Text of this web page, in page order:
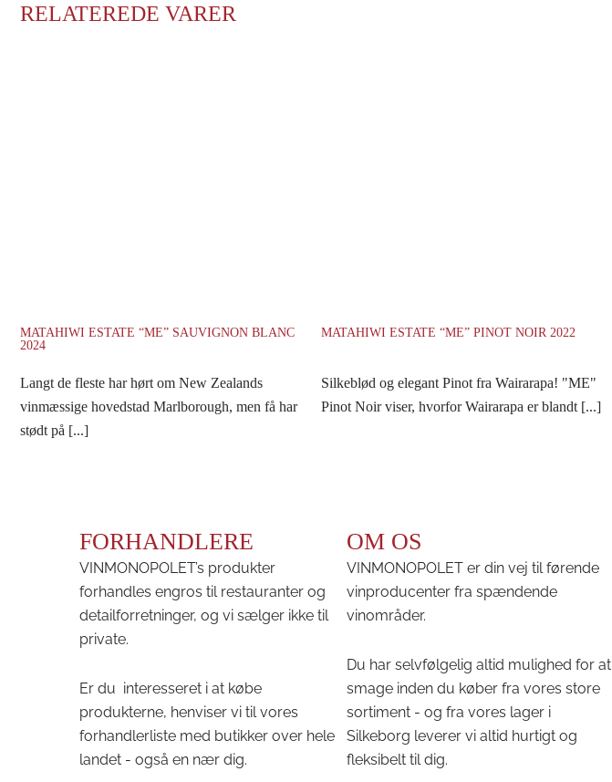
RELATEREDE VARER
MATAHIWI ESTATE “ME” SAUVIGNON BLANC
2024
Langt de fleste har hørt om New Zealands
vinmæssige hovedstad Marlborough, men få har
stødt på [...]
MATAHIWI ESTATE “ME” PINOT NOIR 2022
Silkeblød og elegant Pinot fra Wairarapa! "ME"
Pinot Noir viser, hvorfor Wairarapa er blandt [...]
FORHANDLERE
VINMONOPOLET’s produkter
forhandles engros til restauranter og
detailforretninger, og vi sælger ikke til
private.
Er du interesseret i at købe
produkterne, henviser vi til vores
forhandlerliste med butikker over hele
landet - også en nær dig.
OM OS
VINMONOPOLET er din vej til førende
vinproducenter fra spændende
vinområder.
Du har selvfølgelig altid mulighed for at
smage inden du køber fra vores store
sortiment - og fra vores lager i
Silkeborg leverer vi altid hurtigt og
fleksibelt til dig.